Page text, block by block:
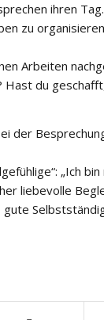
ihren
zu
Arbeiten
Hast du
der
„Ich
liebevolle
gute